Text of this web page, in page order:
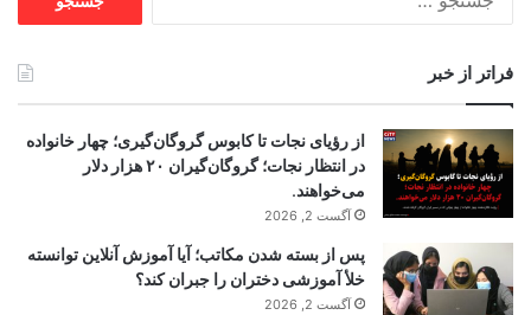
فراتر از خبر
از رؤیای نجات تا کابوس گروگان‌گیری؛ چهار خانواده
در انتظار نجات؛ گروگان‌گیران ۲۰ هزار دلار
می‌خواهند.
آگست 2, 2026
پس از بسته شدن مکاتب؛ آیا آموزش آنلاین توانسته
خلأ آموزشی دختران را جبران کند؟
آگست 2, 2026